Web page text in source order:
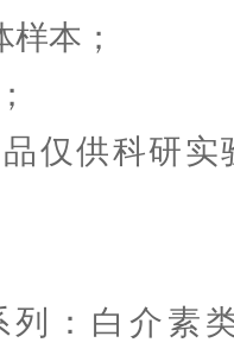
本；
仅供科研
：白介素